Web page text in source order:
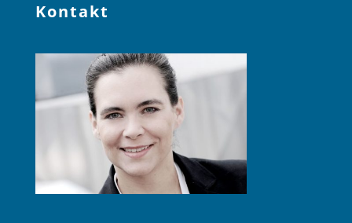
Kontakt